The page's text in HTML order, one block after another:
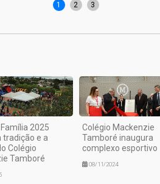
1 2 3
2025
tradição e a
Colégio
Tamboré
Colégio Mackenzie
Tamboré inaugura
complexo esportivo
08/11/2024